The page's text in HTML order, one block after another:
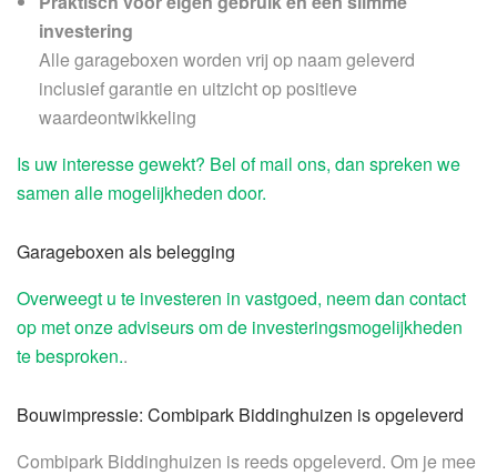
investering
Alle garageboxen worden vrij op naam geleverd
inclusief garantie en uitzicht op positieve
waardeontwikkeling
Is uw interesse gewekt? Bel of mail ons, dan spreken we
samen alle mogelijkheden door.
Garageboxen als belegging
Overweegt u te investeren in vastgoed, neem dan contact
op met onze adviseurs om de investeringsmogelijkheden
te besproken..
Bouwimpressie: Combipark Biddinghuizen is opgeleverd
Combipark Biddinghuizen is reeds opgeleverd. Om je mee